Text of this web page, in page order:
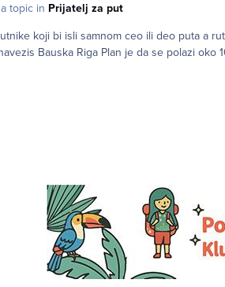
topic in Prijatelj za put
ili deo puta a ruta je sledeca: Novi Sad Subotica Segedin BUdimpesta Miskolc Kosice Rzesov
Marijampole Kaunas Panavezis